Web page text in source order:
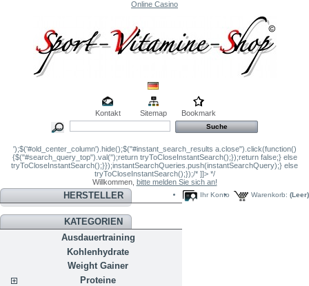
Online Casino
Kontakt Sitemap Bookmark
');$('#old_center_column').hide();$("#instant_search_results a.close").click(function()
{$("#search_query_top").val('');return tryToCloseInstantSearch();});return false;} else
tryToCloseInstantSearch();}});instantSearchQueries.push(instantSearchQuery);} else
tryToCloseInstantSearch();});/* ]]> */
Willkommen, bitte melden Sie sich an!
Warenkorb: (Leer)
Ihr Konto
HERSTELLER
KATEGORIEN
Ausdauertraining
Kohlenhydrate
Weight Gainer
Proteine